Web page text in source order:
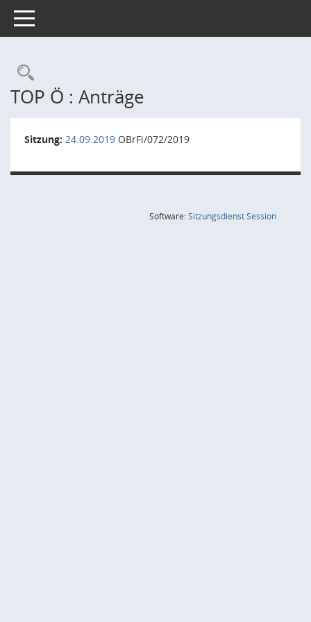
Toggle navigation
Rechercheauswahl
TOP Ö : Anträge
Sitzung: 24.09.2019 OBrFi/072/2019
Software:SitzungsdienstSession(Wird in